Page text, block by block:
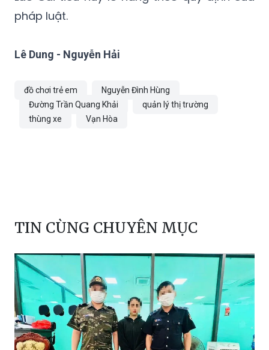
pháp luật.
Lê Dung - Nguyễn Hải
đồ chơi trẻ em
Nguyễn Đình Hùng
Đường Trần Quang Khải
quản lý thị trường
thùng xe
Vạn Hòa
TIN CÙNG CHUYÊN MỤC